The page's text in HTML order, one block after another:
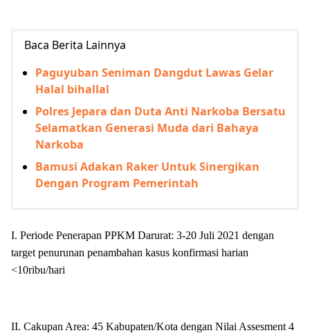
Baca Berita Lainnya
Paguyuban Seniman Dangdut Lawas Gelar
Halal bihallal
Polres Jepara dan Duta Anti Narkoba Bersatu
Selamatkan Generasi Muda dari Bahaya
Narkoba
Bamusi Adakan Raker Untuk Sinergikan
Dengan Program Pemerintah
I. Periode Penerapan PPKM Darurat: 3-20 Juli 2021 dengan
target penurunan penambahan kasus konfirmasi harian
<10ribu/hari
II. Cakupan Area: 45 Kabupaten/Kota dengan Nilai Assesment 4